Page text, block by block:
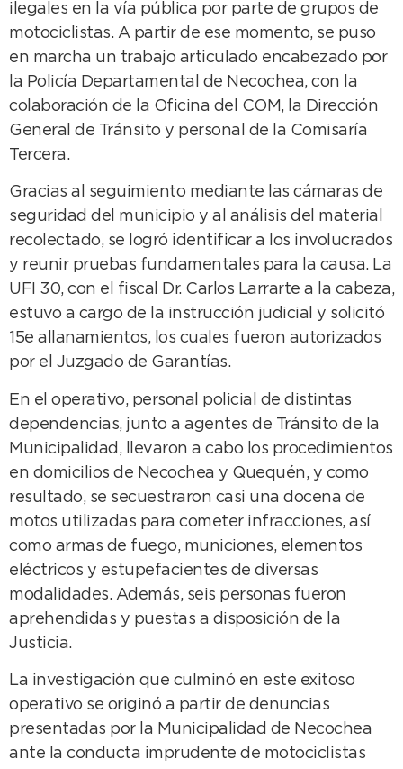
ilegales en la vía pública por parte de grupos de
motociclistas. A partir de ese momento, se puso
en marcha un trabajo articulado encabezado por
la Policía Departamental de Necochea, con la
colaboración de la Oficina del COM, la Dirección
General de Tránsito y personal de la Comisaría
Tercera.
Gracias al seguimiento mediante las cámaras de
seguridad del municipio y al análisis del material
recolectado, se logró identificar a los involucrados
y reunir pruebas fundamentales para la causa. La
UFI 30, con el fiscal Dr. Carlos Larrarte a la cabeza,
estuvo a cargo de la instrucción judicial y solicitó
15e allanamientos, los cuales fueron autorizados
por el Juzgado de Garantías.
En el operativo, personal policial de distintas
dependencias, junto a agentes de Tránsito de la
Municipalidad, llevaron a cabo los procedimientos
en domicilios de Necochea y Quequén, y como
resultado, se secuestraron casi una docena de
motos utilizadas para cometer infracciones, así
como armas de fuego, municiones, elementos
eléctricos y estupefacientes de diversas
modalidades. Además, seis personas fueron
aprehendidas y puestas a disposición de la
Justicia.
La investigación que culminó en este exitoso
operativo se originó a partir de denuncias
presentadas por la Municipalidad de Necochea
ante la conducta imprudente de motociclistas